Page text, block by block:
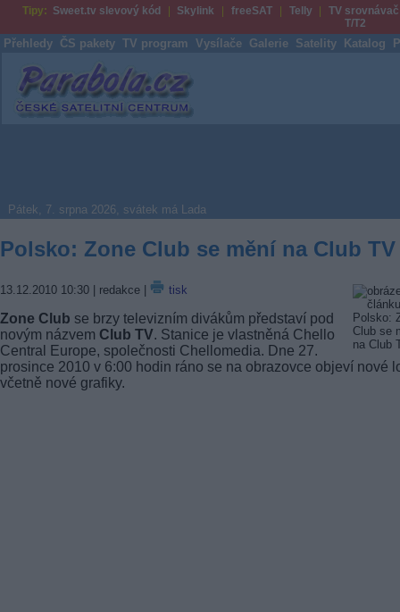
Tipy: Sweet.tv slevový kód Skylink freeSAT Telly
TV srovnávač
T/T2
Přehledy ČS pakety TV program Vysílače Galerie Satelity Katalog
Parabola.cz
Pátek, 7. srpna 2026, svátek má Lada
Polsko: Zone Club se mění na Club TV
13.12.2010 10:30 | redakce | tisk
Zone Club se brzy televizním divákům představí pod
novým názvem Club TV. Stanice je vlastněná Chello
Central Europe, společnosti Chellomedia. Dne 27.
prosince 2010 v 6:00 hodin ráno se na obrazovce objeví nové
včetně nové grafiky.